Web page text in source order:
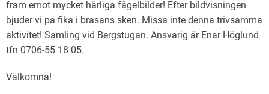
fram emot mycket härliga fågelbilder! Efter bildvisningen
bjuder vi på fika i brasans sken. Missa inte denna trivsamma
aktivitet! Samling vid Bergstugan. Ansvarig är Enar Höglund
tfn 0706-55 18 05.
Välkomna!